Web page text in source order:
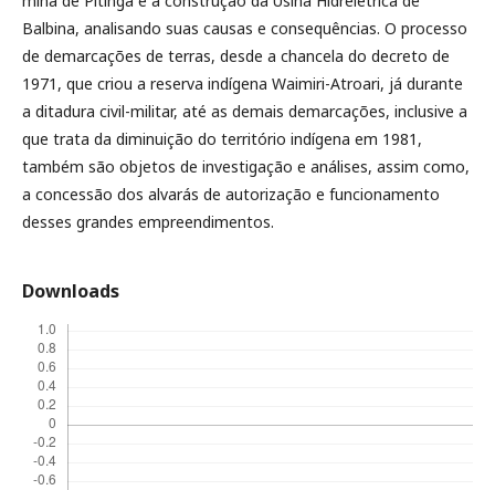
Balbina, analisando suas causas e consequências. O processo
de demarcações de terras, desde a chancela do decreto de
1971, que criou a reserva indígena Waimiri-Atroari, já durante
a ditadura civil-militar, até as demais demarcações, inclusive a
que trata da diminuição do território indígena em 1981,
também são objetos de investigação e análises, assim como,
a concessão dos alvarás de autorização e funcionamento
desses grandes empreendimentos.
Downloads